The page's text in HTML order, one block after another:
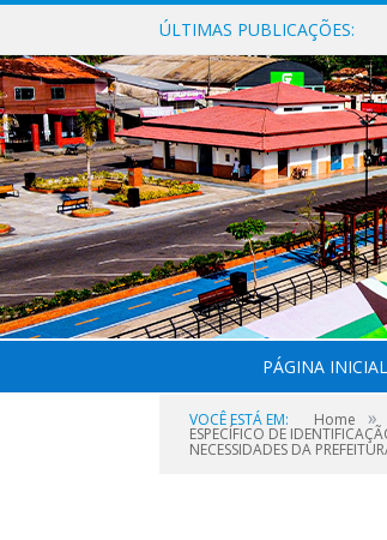
ÚLTIMAS PUBLICAÇÕES:
PÁGINA INICIAL
VOCÊ ESTÁ EM: Home »
ESPECÍFICO DE
NECESSIDADES DA